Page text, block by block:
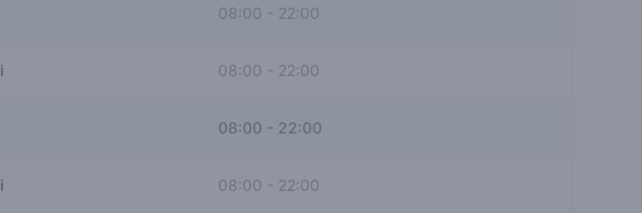
08:00 22:00
08:00 - 22:00
08:00 - 22:00
08:00 - 22:00